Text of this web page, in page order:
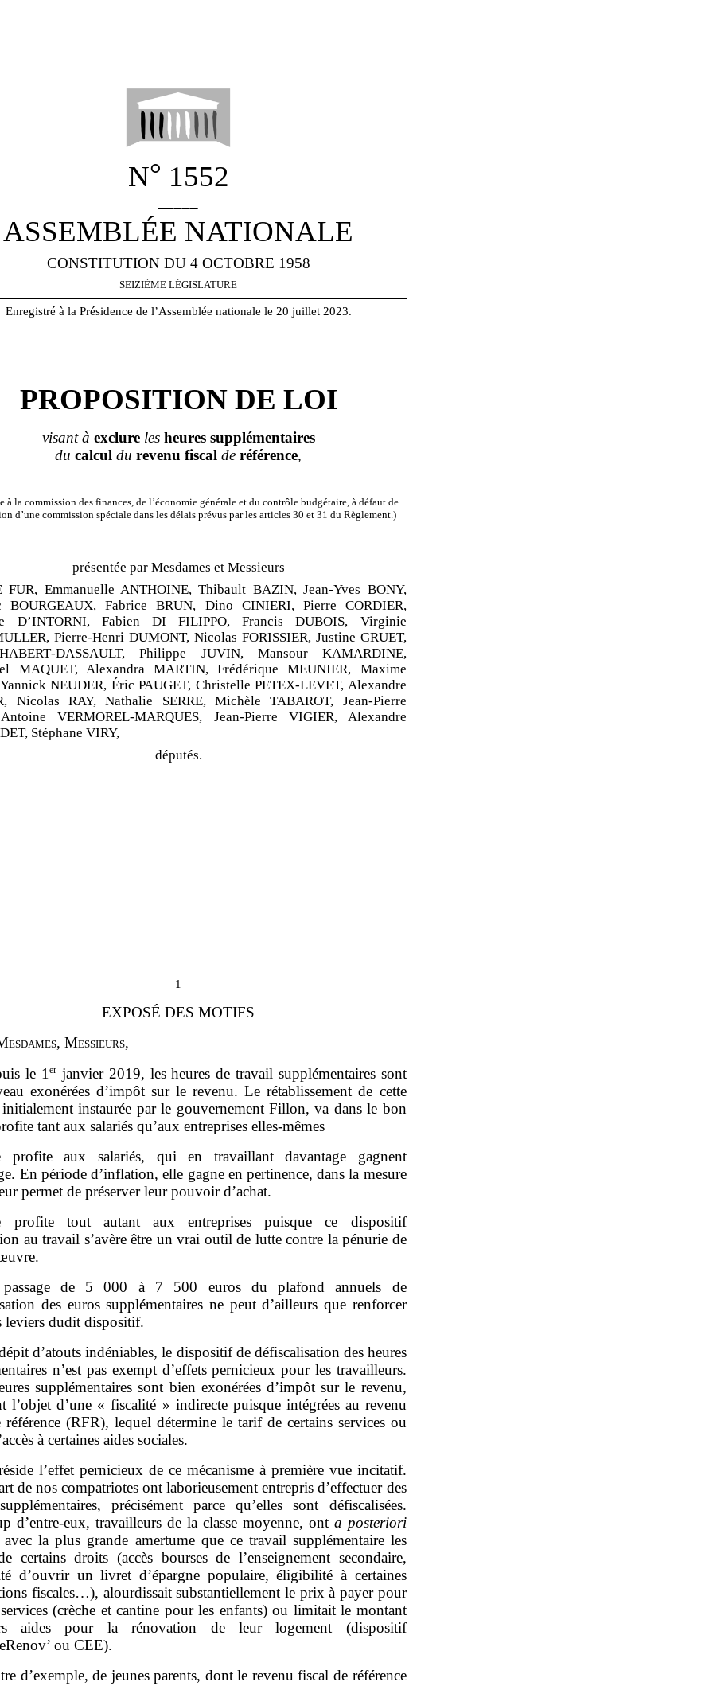
N° 1552
ASSEMBLÉE NATIONALE
CONSTITUTION DU 4 OCTOBRE 1958
SEIZIÈME LÉGISLATURE
Enregistré à la Présidence de l’Assemblée nationale le 20 juillet 2023.
PROPOSITION DE LOI
visant à exclure lesheures supplémentaires
du calcul du revenu fiscal de référence,
à la commission des finances, de l’économie générale et du contrôle budgétaire, à défaut de
d’une commission spéciale dans les délais prévus par les articles 30 et 31 du Règlement.)
présentée par Mesdames et Messieurs
FUR, Emmanuelle ANTHOINE, Thibault BAZIN, Jean‑Yves BONY,
BOURGEAUX, Fabrice BRUN, Dino CINIERI, Pierre CORDIER,
D’INTORNI, Fabien DI
FILIPPO, Francis DUBOIS, Virginie
Pierre‑Henri DUMONT, Nicolas FORISSIER, Justine GRUET,
‑DASSAULT, Philippe JUVIN, Mansour KAMARDINE,
MAQUET, Alexandra MARTIN, Frédérique MEUNIER, Maxime
NEUDER, Éric PAUGET, Christelle PETEX‑LEVET, Alexandre
Nicolas RAY, Nathalie SERRE, Michèle TABAROT, Jean‑Pierre
VERMOREL‑MARQUES, Jean‑Pierre VIGIER, Alexandre
Stéphane VIRY,
députés.
– 1 –
EXPOSÉ DES MOTIFS
esdames, Messieurs,
le 1er janvier 2019, les heures de travail supplémentaires sont
exonérées d’impôt sur le revenu. Le rétablissement de cette
initialement instaurée par le gouvernement Fillon, va dans le bon
tant aux salariés qu’aux entreprises elles‑mêmes
profite aux salariés, qui en travaillant davantage gagnent
En période d’inflation, elle gagne en pertinence, dans la mesure
permet de préserver leur pouvoir d’achat.
profite tout autant aux entreprises puisque ce dispositif
au travail s’avère être un vrai outil de lutte contre la pénurie de
de 5 000 à 7 500 euros du plafond annuels de
des euros supplémentaires ne peut d’ailleurs que renforcer
leviers dudit dispositif.
d’atouts indéniables, le dispositif de défiscalisation des heures
n’est pas exempt d’effets pernicieux pour les travailleurs.
supplémentaires sont bien exonérées d’impôt sur le revenu,
l’objet d’une « fiscalité » indirecte puisque intégrées au revenu
référence (RFR), lequel détermine le tarif de certains services ou
à certaines aides sociales.
l’effet pernicieux de ce mécanisme à première vue incitatif.
de nos compatriotes ont laborieusement entrepris d’effectuer des
précisément parce qu’elles sont défiscalisées.
d’entre‑eux, travailleurs de la classe moyenne, ont a posteriori
avec la plus grande amertume que ce travail supplémentaire les
certains droits (accès bourses de l’enseignement secondaire,
d’ouvrir un livret d’épargne populaire, éligibilité à certaines
fiscales…), alourdissait substantiellement le prix à payer pour
(crèche et cantine pour les enfants) ou limitait le montant
aides pour la rénovation de leur logement (dispositif
ou CEE).
d’exemple, de jeunes parents, dont le revenu fiscal de référence